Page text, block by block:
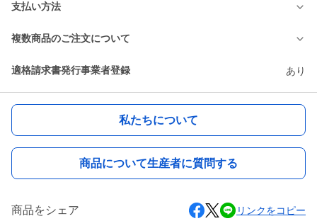
支払い方法
複数商品のご注文について
適格請求書発行事業者登録 あり
私たちについて
商品について生産者に質問する
商品をシェア リンクをコピー